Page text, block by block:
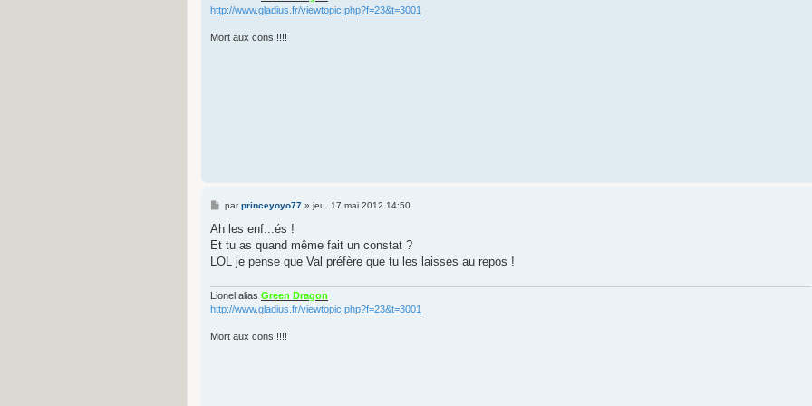
http://www.gladius.fr/viewtopic.php?f=23&t=3001
Mort aux cons !!!!
M
s
a
g
parprinceyoyo77» jeu. 17 mai 2012 14:50
Ah les enf...és !
Et tu as quand même fait un constat ?
LOL je pense que Val préfère que tu les laisses au repos !
Lionel alias Green Dragon
http://www.gladius.fr/viewtopic.php?f=23&t=3001
Mort aux cons !!!!